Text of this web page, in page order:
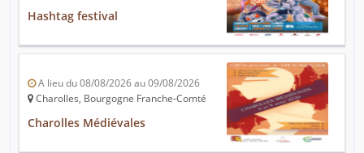
Hashtag festival
A lieu du 08/08/2026 au 09/08/2026
Charolles, Bourgogne Franche-Comté
Charolles Médiévales